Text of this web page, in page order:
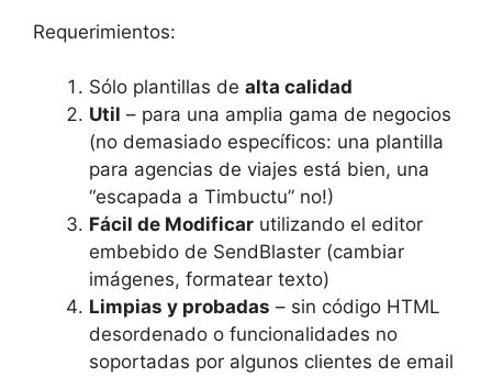
Requerimientos:
Sólo plantillas de alta calidad
Util – para una amplia gama de negocios
(no demasiado específicos: una plantilla
para agencias de viajes está bien, una
“escapada a Timbuctu” no!)
Fácil de Modificar utilizando el editor
embebido de SendBlaster (cambiar
imágenes, formatear texto)
Limpias y probadas – sin código HTML
desordenado o funcionalidades no
soportadas por algunos clientes de email